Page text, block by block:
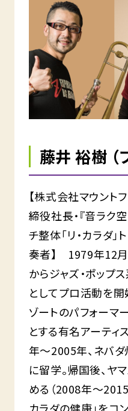
藤井 裕樹 （
【株式会社マウント
締役社長・『音ラク
チ整体「リ・カラダ」
奏者】 1979年12
からジャズ・ポップ
としてプロ活動を開
ゾートのパフォー
とする有名アーティ
年〜2005年、ネバ
に留学。帰国後、ヤ
める（2008年〜2015